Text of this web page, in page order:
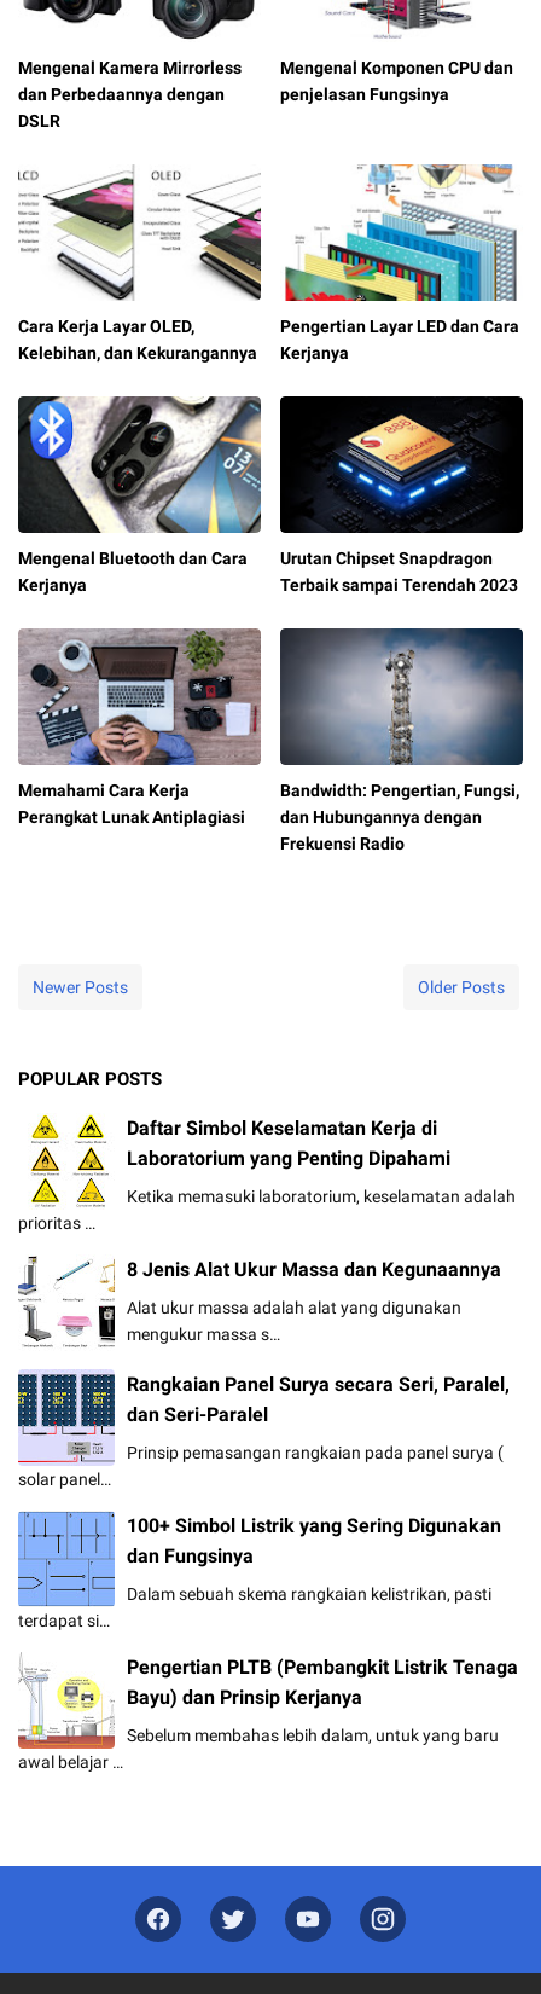
Mengenal Kamera Mirrorless
dan Perbedaannya dengan
DSLR
Mengenal Komponen CPU dan
penjelasan Fungsinya
Cara Kerja Layar OLED,
Kelebihan, dan Kekurangannya
Pengertian Layar LED dan Cara
Kerjanya
Mengenal Bluetooth dan Cara
Kerjanya
Urutan Chipset Snapdragon
Terbaik sampai Terendah 2023
Memahami Cara Kerja
Perangkat Lunak Antiplagiasi
Bandwidth: Pengertian, Fungsi,
dan Hubungannya dengan
Frekuensi Radio
Newer Posts Older Posts
POPULAR POSTS
Daftar Simbol Keselamatan Kerja di
Laboratorium yang Penting Dipahami
Ketika memasuki laboratorium, keselamatan adalah
prioritas …
8 Jenis Alat Ukur Massa dan Kegunaannya
Alat ukur massa adalah alat yang digunakan
mengukur massa s…
Rangkaian Panel Surya secara Seri, Paralel,
dan Seri-Paralel
Prinsip pemasangan rangkaian pada panel surya (
solar panel…
100+ Simbol Listrik yang Sering Digunakan
dan Fungsinya
Dalam sebuah skema rangkaian kelistrikan, pasti
terdapat si…
Pengertian PLTB (Pembangkit Listrik Tenaga
Bayu) dan Prinsip Kerjanya
Sebelum membahas lebih dalam, untuk yang baru
awal belajar …